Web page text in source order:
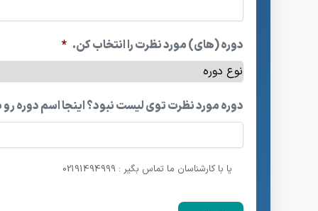
دوره (های) مورد نظرت را انتخاب کن. *
دوره مورد نظرت توی لیست نبود؟ اینجا اسم دوره
یا با کارشناسان ما تماس بگیر : 02191494999